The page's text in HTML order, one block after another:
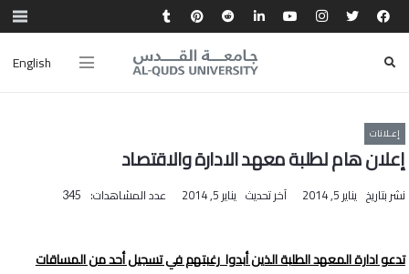
English
إعـلانات
إعلان هام لطلبة معهد الادارة والاقتصاد
نشر بتاريخ يناير 5, 2014 آخر تحديث يناير 5, 2014 عدد المشاهدات: 345
تدعو ادارة المعهد الطلبة الذين أبدوا رغبتهم في تسجيل أحد من المساقات